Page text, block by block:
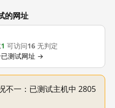
的网址
1 可访问16 无判定
测试网址 →
不一：已测试主机中 2805